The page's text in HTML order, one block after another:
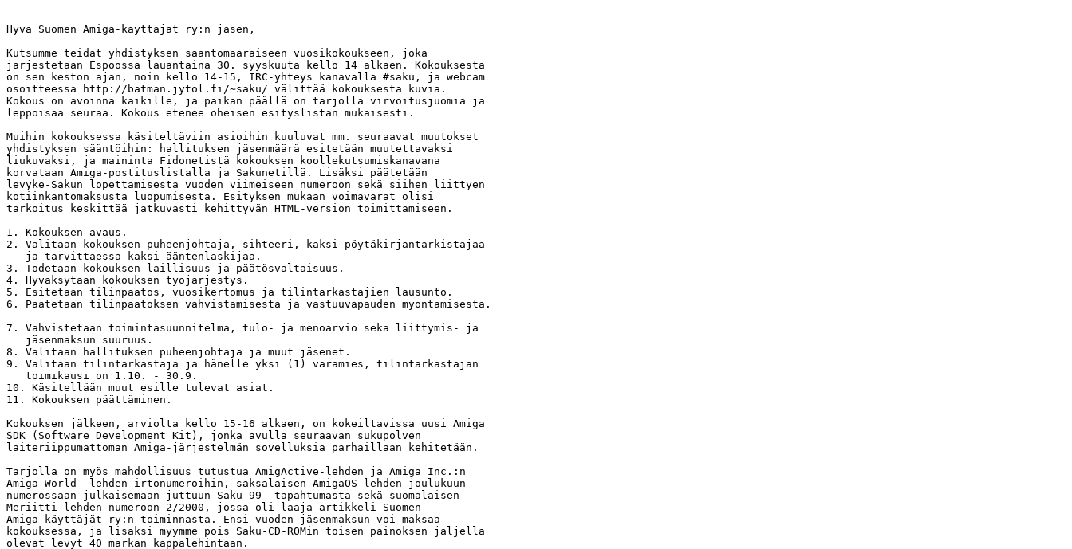
Hyvä Suomen Amiga-käyttäjät ry:n jäsen,
Kutsumme teidät yhdistyksen sääntömääräiseen vuosikokoukseen, joka
järjestetään Espoossa lauantaina 30. syyskuuta kello 14 alkaen. Kokouksesta
on sen keston ajan, noin kello 14-15, IRC-yhteys kanavalla #saku, ja webcam
osoitteessa http://batman.jytol.fi/~saku/ välittää kokouksesta kuvia.
Kokous on avoinna kaikille, ja paikan päällä on tarjolla virvoitusjuomia ja
leppoisaa seuraa. Kokous etenee oheisen esityslistan mukaisesti.
Muihin kokouksessa käsiteltäviin asioihin kuuluvat mm. seuraavat muutokset
yhdistyksen sääntöihin: hallituksen jäsenmäärä esitetään muutettavaksi
liukuvaksi, ja maininta Fidonetistä kokouksen koollekutsumiskanavana
korvataan Amiga-postituslistalla ja Sakunetillä. Lisäksi päätetään
levyke-Sakun lopettamisesta vuoden viimeiseen numeroon sekä siihen liittyen
kotiinkantomaksusta luopumisesta. Esityksen mukaan voimavarat olisi
tarkoitus keskittää jatkuvasti kehittyvän HTML-version toimittamiseen.
1. Kokouksen avaus.
2. Valitaan kokouksen puheenjohtaja, sihteeri, kaksi pöytäkirjantarkistajaa
   ja tarvittaessa kaksi ääntenlaskijaa.
3. Todetaan kokouksen laillisuus ja päätösvaltaisuus.
4. Hyväksytään kokouksen työjärjestys.
5. Esitetään tilinpäätös, vuosikertomus ja tilintarkastajien lausunto.
6. Päätetään tilinpäätöksen vahvistamisesta ja vastuuvapauden myöntämisestä.
7. Vahvistetaan toimintasuunnitelma, tulo- ja menoarvio sekä liittymis- ja
   jäsenmaksun suuruus.
8. Valitaan hallituksen puheenjohtaja ja muut jäsenet.
9. Valitaan tilintarkastaja ja hänelle yksi (1) varamies, tilintarkastajan
   toimikausi on 1.10. - 30.9.
10. Käsitellään muut esille tulevat asiat.
11. Kokouksen päättäminen.
Kokouksen jälkeen, arviolta kello 15-16 alkaen, on kokeiltavissa uusi Amiga
SDK (Software Development Kit), jonka avulla seuraavan sukupolven
laiteriippumattoman Amiga-järjestelmän sovelluksia parhaillaan kehitetään.
Tarjolla on myös mahdollisuus tutustua AmigActive-lehden ja Amiga Inc.:n
Amiga World -lehden irtonumeroihin, saksalaisen AmigaOS-lehden joulukuun
numerossaan julkaisemaan juttuun Saku 99 -tapahtumasta sekä suomalaisen
Meriitti-lehden numeroon 2/2000, jossa oli laaja artikkeli Suomen
Amiga-käyttäjät ry:n toiminnasta. Ensi vuoden jäsenmaksun voi maksaa
kokouksessa, ja lisäksi myymme pois Saku-CD-ROMin toisen painoksen jäljellä
olevat levyt 40 markan kappalehintaan.